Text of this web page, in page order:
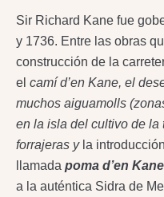
Sir Richard Kane fue
y 1736. Entre las obras
construcción de la
el camí d’en Kane, el
muchos aiguamolls
en la isla del cultivo de la
forrajeras y la
llamada poma d’en Kane
a la auténtica Sidra de